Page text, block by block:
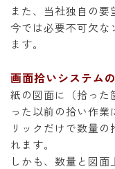
また、当社独自の要
今では必要不可欠な
ます。
画面拾いシステム
紙の図面に（拾った
った以前の拾い作
リックだけで数量
れます。
しかも、数量と図